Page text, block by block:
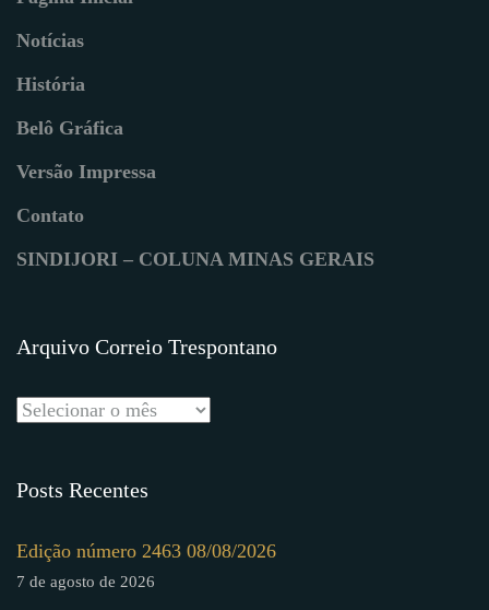
Notícias
História
Belô Gráfica
Versão Impressa
Contato
SINDIJORI – COLUNA MINAS GERAIS
Arquivo Correio Trespontano
Posts Recentes
Edição número 2463 08/08/2026
7 de agosto de 2026